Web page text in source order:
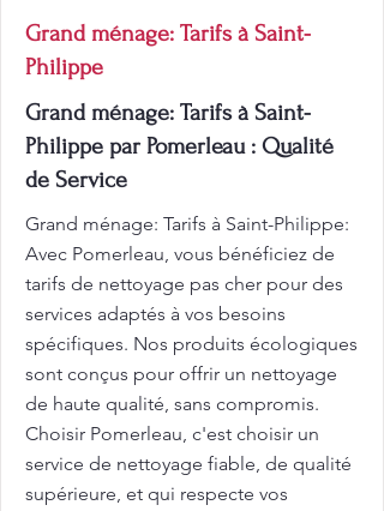
Grand ménage: Tarifs à Saint-
Philippe
Grand ménage: Tarifs à Saint-
Philippe par Pomerleau : Qualité
de Service
Grand ménage: Tarifs à Saint-Philippe:
Avec Pomerleau, vous bénéficiez de
tarifs de nettoyage pas cher pour des
services adaptés à vos besoins
spécifiques. Nos produits écologiques
sont conçus pour offrir un nettoyage
de haute qualité, sans compromis.
Choisir Pomerleau, c'est choisir un
service de nettoyage fiable, de qualité
supérieure, et qui respecte vos